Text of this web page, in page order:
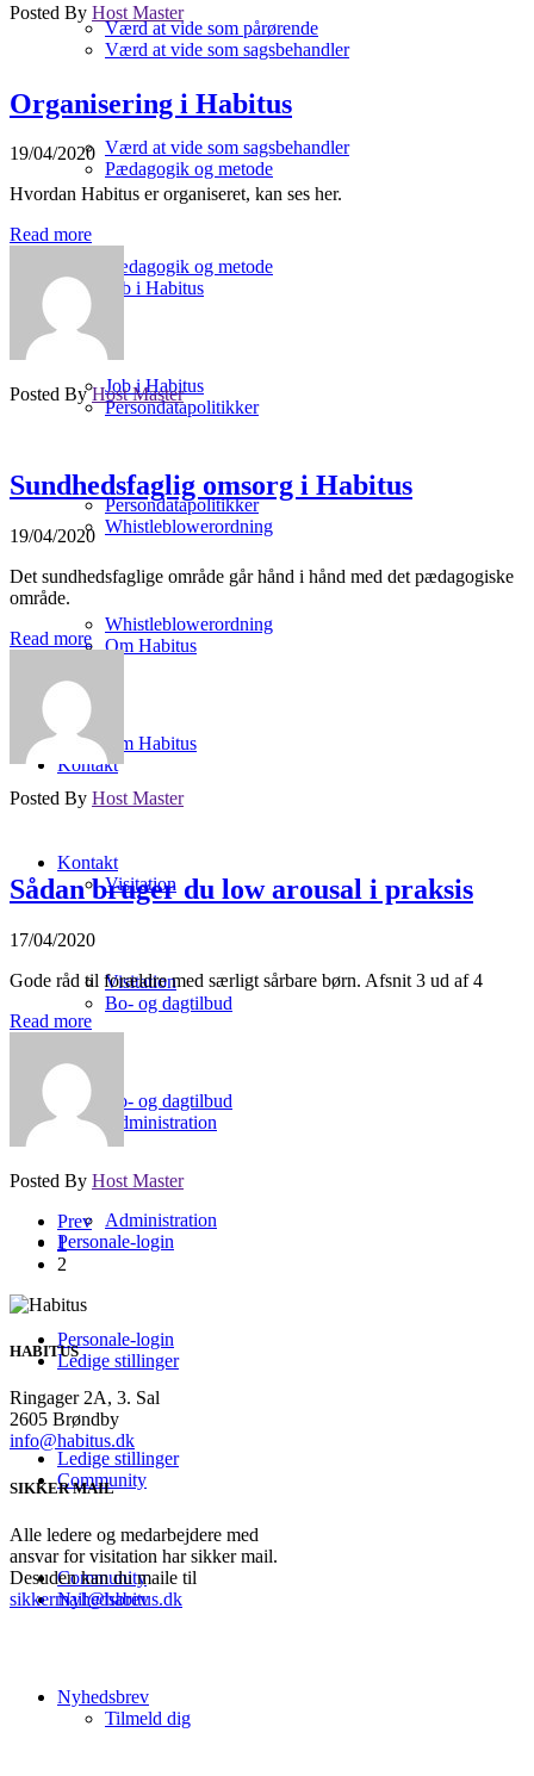
Værd at vide som sagsbehandler
Pædagogik og metode
Job i Habitus
Persondatapolitikker
Whistleblowerordning
Om Habitus
Kontakt
Visitation
Bo- og dagtilbud
Administration
Personale-login
Ledige stillinger
Community
Nyhedsbrev
Tilmeld dig
Værd at vide som pårørende
Værd at vide som sagsbehandler
Pædagogik og metode
Job i Habitus
Persondatapolitikker
Whistleblowerordning
Om Habitus
Kontakt
Visitation
Bo- og dagtilbud
Administration
Personale-login
Ledige stillinger
Community
Nyhedsbrev
Posted By Host Master
Organisering i Habitus
19/04/2020
Hvordan Habitus er organiseret, kan ses her.
Read more
Posted ByHost Master
Sundhedsfaglig omsorg i Habitus
19/04/2020
Det sundhedsfaglige område går hånd i hånd med det pædagogiske
område.
Read more
Posted By Host Master
Sådan bruger du low arousal i praksis
17/04/2020
Gode råd til forældre med særligt sårbare børn. Afsnit 3 ud af 4
Read more
Posted By Host Master
Prev
1
2
HABITUS
Ringager 2A, 3. Sal
2605 Brøndby
info@habitus.dk
SIKKER MAIL
Alle ledere og medarbejdere med
ansvar for visitation har sikker mail.
Desuden kan du maile til
sikkermail@habitus.dk